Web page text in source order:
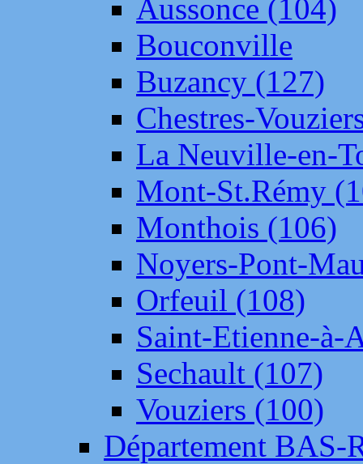
Aussonce (104)
Bouconville
Buzancy (127)
Chestres-
La Neuville-en-
Mont-St.Rémy
Monthois (106)
Noyers-Pont-
Orfeuil (108)
Saint-Etienne-à-
Sechault (107)
Vouziers (100)
Département BAS-